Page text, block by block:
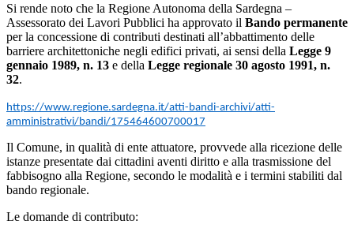
Si rende noto che la Regione Autonoma della Sardegna –
Assessorato dei Lavori Pubblici ha approvato il Bando permanente
per la concessione di contributi destinati all’abbattimento delle
barriere architettoniche negli edifici privati, ai sensi della Legge 9
gennaio 1989, n. 13 e della Legge regionale 30 agosto 1991, n.
32.
https://www.regione.sardegna.it/atti-bandi-archivi/atti-
amministrativi/bandi/175464600700017
Il Comune, in qualità di ente attuatore, provvede alla ricezione delle
istanze presentate dai cittadini aventi diritto e alla trasmissione del
fabbisogno alla Regione, secondo le modalità e i termini stabiliti dal
bando regionale.
Le domande di contributo: